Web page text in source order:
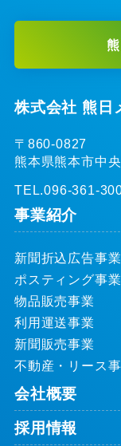
株式会社 熊日
〒860-0827
熊本県熊本市中
TEL.096-361-
事業紹介
新聞折込広告事業
ポスティング事業
物品販売事業
利用運送事業
新聞販売事業
不動産・リース
会社概要
採用情報